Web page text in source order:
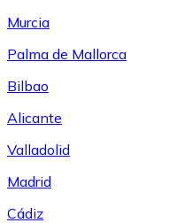
Murcia
Palma de Mallorca
Bilbao
Alicante
Valladolid
Madrid
Cádiz